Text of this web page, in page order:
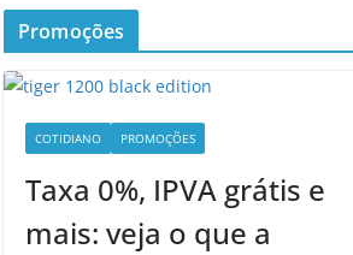
Promoções
COTIDIANO PROMOÇÕES
Taxa 0%, IPVA grátis e
mais: veja o que a